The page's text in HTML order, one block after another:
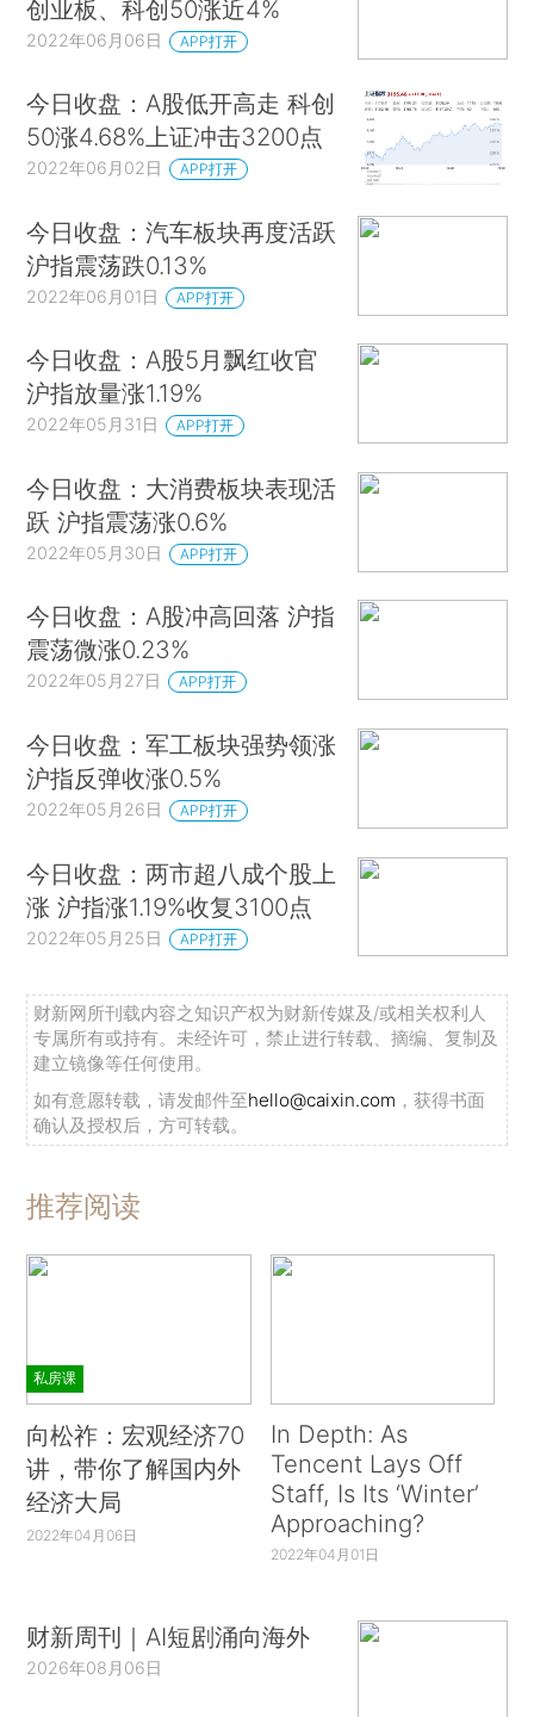
创业板、科创50涨近4%
2022年06月06日 APP打开
今日收盘：A股低开高走 科创
50涨4.68%上证冲击3200点
2022年06月02日 APP打开
今日收盘：汽车板块再度活跃
沪指震荡跌0.13%
2022年06月01日 APP打开
今日收盘：A股5月飘红收官
沪指放量涨1.19%
2022年05月31日 APP打开
今日收盘：大消费板块表现活
跃 沪指震荡涨0.6%
2022年05月30日 APP打开
今日收盘：A股冲高回落 沪指
震荡微涨0.23%
2022年05月27日 APP打开
今日收盘：军工板块强势领涨
沪指反弹收涨0.5%
2022年05月26日 APP打开
今日收盘：两市超八成个股上
涨 沪指涨1.19%收复3100点
2022年05月25日 APP打开
财新网所刊载内容之知识产权为财新传媒及/或相关权利人
专属所有或持有。未经许可，禁止进行转载、摘编、复制及
建立镜像等任何使用。
如有意愿转载，请发邮件至hello@caixin.com ，获得书面
确认及授权后，方可转载。
推荐阅读
私房课
向松祚：宏观经济70
讲，带你了解国内外
经济大局
2022年04月06日
In Depth: As
Tencent Lays Off
Staff, Is Its ‘Winter’
Approaching?
2022年04月01日
财新周刊｜AI短剧涌向海外
2026年08月06日